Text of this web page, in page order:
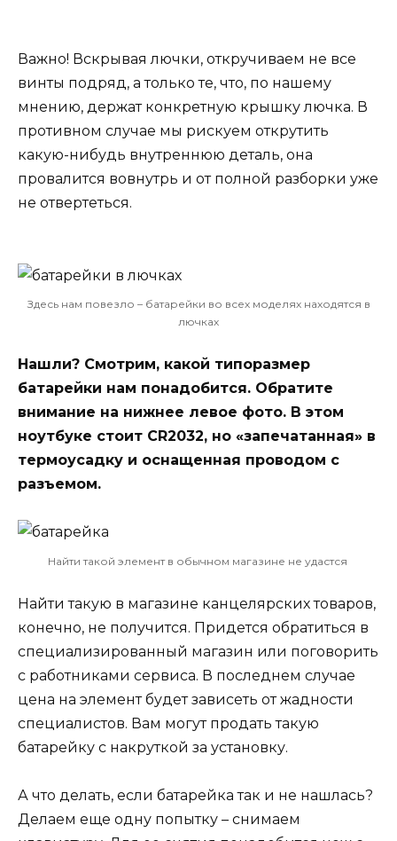
Важно! Вскрывая лючки, откручиваем не все
винты подряд, а только те, что, по нашему
мнению, держат конкретную крышку лючка. В
противном случае мы рискуем открутить
какую-нибудь внутреннюю деталь, она
провалится вовнутрь и от полной разборки уже
не отвертеться.
Здесь нам повезло – батарейки во всех моделях находятся в
лючках
Нашли? Смотрим, какой типоразмер
батарейки нам понадобится. Обратите
внимание на нижнее левое фото. В этом
ноутбуке стоит CR2032, но «запечатанная» в
термоусадку и оснащенная проводом с
разъемом.
Найти такой элемент в обычном магазине не удастся
Найти такую в магазине канцелярских товаров,
конечно, не получится. Придется обратиться в
специализированный магазин или поговорить
с работниками сервиса. В последнем случае
цена на элемент будет зависеть от жадности
специалистов. Вам могут продать такую
батарейку с накруткой за установку.
А что делать, если батарейка так и не нашлась?
Делаем еще одну попытку – снимаем